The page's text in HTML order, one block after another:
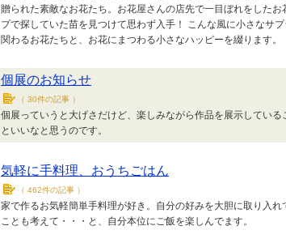
贈られた素敵なお花たち。お花屋さんの店先で一目ぼれをしたお
プで探していた苗を見つけて思わず入手！ こんな風に小さなサプ
関わるお花たちと、お花にまつわる小さなハッピーを綴ります。
個展のお知らせ
（ 30件の記事 ）
個展っていうと大げさだけど、楽しみながら作品を展示している
といいなと思うのです。
気軽に手料理、おうちごはん
（ 462件の記事 ）
家で作るお気軽簡単手料理が好き。自分の好みを大胆に取り入れ
ことも考えて・・・と、自分本位にご飯を楽しんでます。